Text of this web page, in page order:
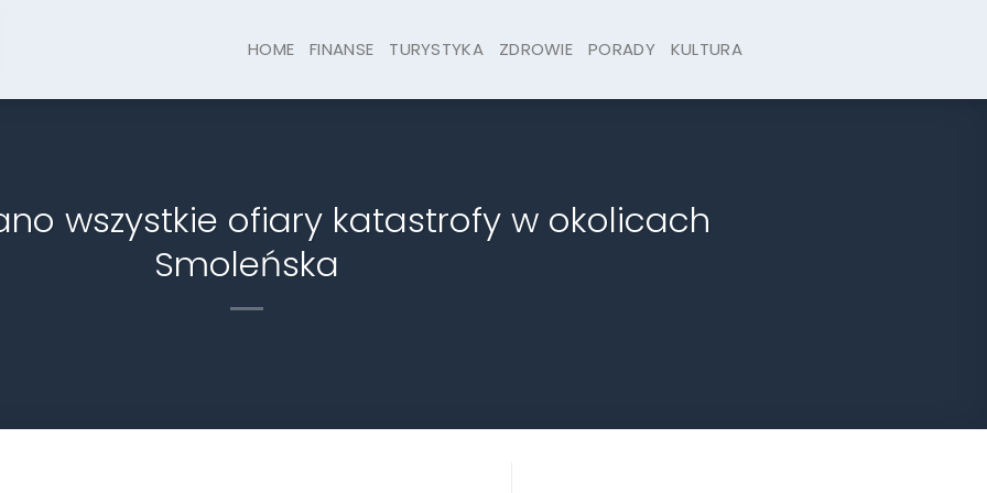
HOME FINANSE TURYSTYKA ZDROWIE PORADY KULTURA
wszystkie ofiary katastrofy w okolicach
Smoleńska